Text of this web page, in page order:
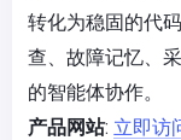
转化为稳固的代
查、故障记忆、
的智能体协作。
产品网站: 立即访